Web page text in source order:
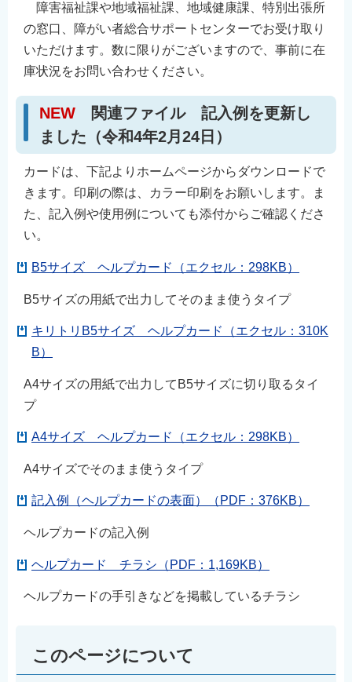
障害福祉課や地域福祉課、地域健康課、特別出張所
の窓口、障がい者総合サポートセンターでお受け取り
いただけます。数に限りがございますので、事前に在
庫状況をお問い合わせください。
NEW
関連ファイル 記入例を更新し
ました（令和4年2月24日）
カードは、下記よりホームページからダウンロードで
きます。印刷の際は、カラー印刷をお願いします。ま
た、記入例や使用例についても添付からご確認くださ
い。
B5サイズ ヘルプカード（エクセル：298KB）
B5サイズの用紙で出力してそのまま使うタイプ
キリトリB5サイズ ヘルプカード（エクセル：310K
B）
A4サイズの用紙で出力してB5サイズに切り取るタイ
プ
A4サイズ ヘルプカード（エクセル：298KB）
A4サイズでそのまま使うタイプ
記入例（ヘルプカードの表面）（PDF：376KB）
ヘルプカードの記入例
ヘルプカード チラシ（PDF：1,169KB）
ヘルプカードの手引きなどを掲載しているチラシ
このページについて